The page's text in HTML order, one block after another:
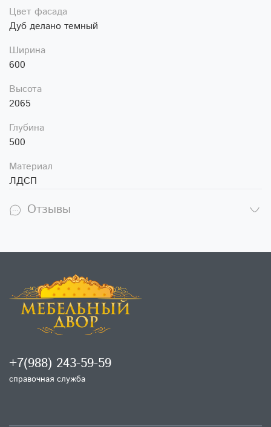
Цвет фасада
Дуб делано темный
Ширина
600
Высота
2065
Глубина
500
Материал
ЛДСП
Отзывы
+7(988) 243-59-59
справочная служба